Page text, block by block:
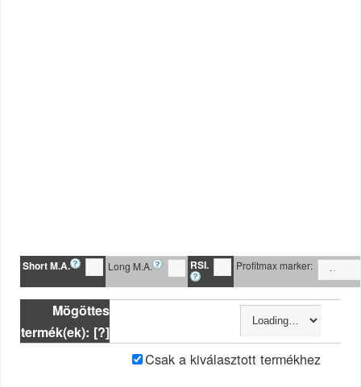
Short M.A. Long M.A. RSI. Profitmax marker:
Mögöttes
termék(ek): [?]
Csak a kiválasztott termékhez